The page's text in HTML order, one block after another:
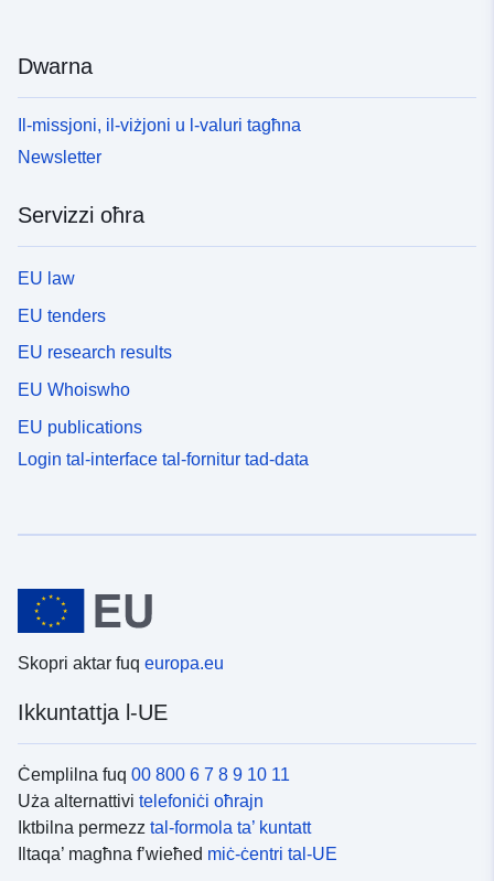
Dwarna
Il-missjoni, il-viżjoni u l-valuri tagħna
Newsletter
Servizzi oħra
EU law
EU tenders
EU research results
EU Whoiswho
EU publications
Login tal-interface tal-fornitur tad-data
Skopri aktar fuq europa.eu
Ikkuntattja l-UE
Ċemplilna fuq 00 800 6 7 8 9 10 11
Uża alternattivi telefoniċi oħrajn
Iktbilna permezz tal-formola ta’ kuntatt
Iltaqa’ magħna f’wieħed miċ-ċentri tal-UE